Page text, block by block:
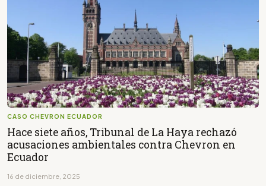
CASO CHEVRON ECUADOR
Hace siete años, Tribunal de La Haya rechazó
acusaciones ambientales contra Chevron en
Ecuador
16 de diciembre, 2025